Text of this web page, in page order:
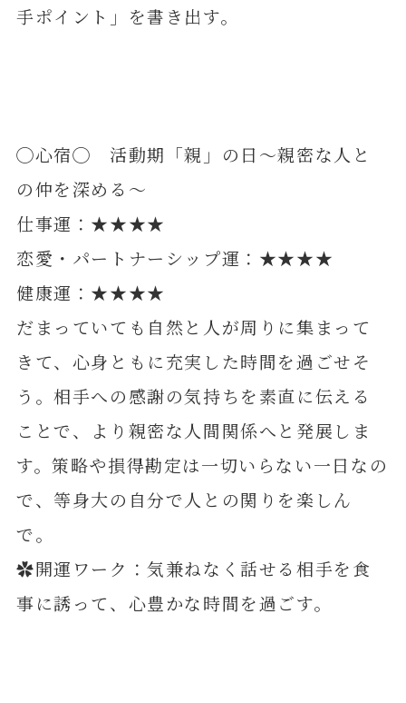
手ポイント」を書き出す。
◯心宿◯ 活動期「親」の日～親密な人と
の仲を深める～
仕事運：★★★★
恋愛・パートナーシップ運：★★★★
健康運：★★★★
だまっていても自然と人が周りに集まって
きて、心身ともに充実した時間を過ごせそ
う。相手への感謝の気持ちを素直に伝える
ことで、より親密な人間関係へと発展しま
す。策略や損得勘定は一切いらない一日なの
で、等身大の自分で人との関りを楽しん
で。
✿開運ワーク：気兼ねなく話せる相手を食
事に誘って、心豊かな時間を過ごす。